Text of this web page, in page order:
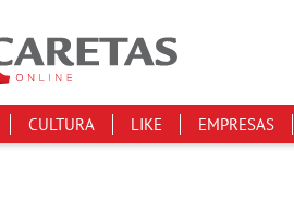
CULTURA LIKE EMPRESAS